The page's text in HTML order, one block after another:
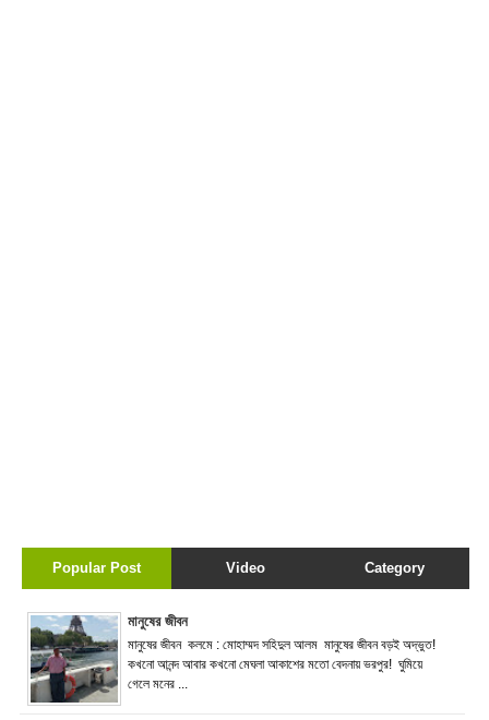
Popular Post Video Category
মানুষের জীবন
মানুষের জীবন কলমে : মোহাম্মদ সহিদুল আলম মানুষের জীবন বড়ই অদ্ভুত!
কখনো আনন্দ আবার কখনো মেঘলা আকাশের মতো বেদনায় ভরপুর! ঘুমিয়ে
গেলে মনের ...